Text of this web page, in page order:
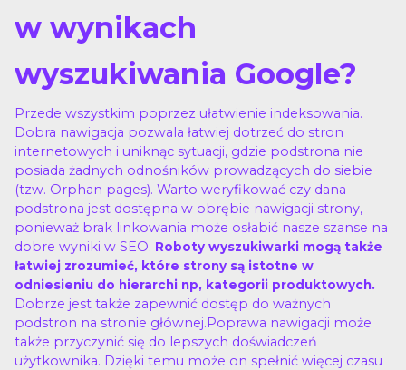
w wynikach
wyszukiwania Google?
Przede wszystkim poprzez ułatwienie indeksowania.
Dobra nawigacja pozwala łatwiej dotrzeć do stron
internetowych i uniknąc sytuacji, gdzie podstrona nie
posiada żadnych odnośników prowadzących do siebie
(tzw. Orphan pages). Warto weryfikować czy dana
podstrona jest dostępna w obrębie nawigacji strony,
ponieważ brak linkowania może osłabić nasze szanse na
dobre wyniki w SEO. Roboty wyszukiwarki mogą także
łatwiej zrozumieć, które strony są istotne w
odniesieniu do hierarchi np, kategorii produktowych.
Dobrze jest także zapewnić dostęp do ważnych
podstron na stronie głównej.Poprawa nawigacji może
także przyczynić się do lepszych doświadczeń
użytkownika. Dzięki temu może on spełnić więcej czasu